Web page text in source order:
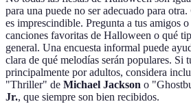
para una puede no ser adecuado para otra.
es imprescindible. Pregunta a tus amigos
canciones favoritas de Halloween o qué
general. Una encuesta informal puede
clara de qué melodías serán populares. Si
principalmente por adultos, considera
"Thriller" de Michael Jackson o
Jr., que siempre son bien recibidos.